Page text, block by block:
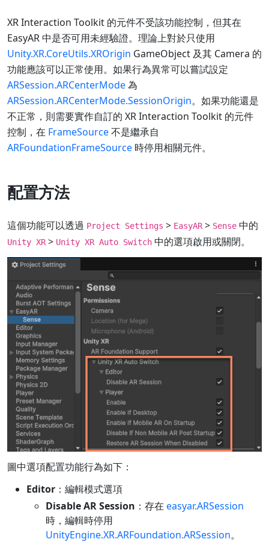
XR Interaction Toolkit 的元件不受該功能控制，但其在
EasyAR 中是否可用未經驗證。理論上對於只使用
Unity.XR.CoreUtils.XROrigin GameObject 及其 Camera 的
功能應該可以正常使用。如果行為異常可以嘗試設定
ARSession.ARCenterMode為
ARSession.ARCenterMode.SessionOrigin。如果功能還是
不正常，則需要實作自訂的 XR Interaction Toolkit 的元件
控制，在 FrameSource不是繼承自
ARFoundationFrameSource 時停用相關元件。
配置方法
這個功能可以透過 Project Settings > EasyAR> Sense 中的
Unity XR> Unity XR Auto Switch 中的選項啟用或關閉。
圖中選項配置功能行為如下：
Editor ：編輯模式選項
Disable AR Session ：存在 easyar.ARSession
時，編輯時停用
UnityEngine.XR.ARFoundation.ARSession。